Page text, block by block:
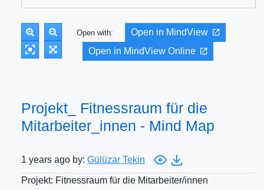
Open with:
Open in MindView
Open in MindView Online
Projekt_ Fitnessraum für die
Mitarbeiter_innen - Mind Map
1 years ago by: Gülüzar Tekin
Projekt: Fitnessraum für die Mitarbeiter/innen